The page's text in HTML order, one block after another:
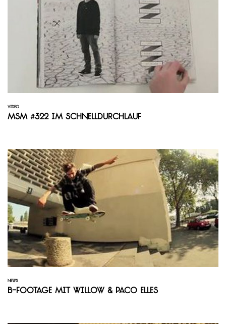
VIDEO
MSM #322 im Schnelldurchlauf
NEWS
B-Footage mit Willow & Paco Elles